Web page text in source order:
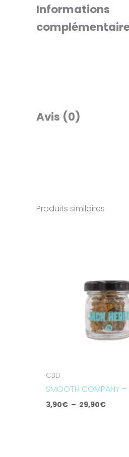
Informations
Avis (0)
Produits similaires
CBD
SMOOTH COMPANY
3,90€ – 29,90€